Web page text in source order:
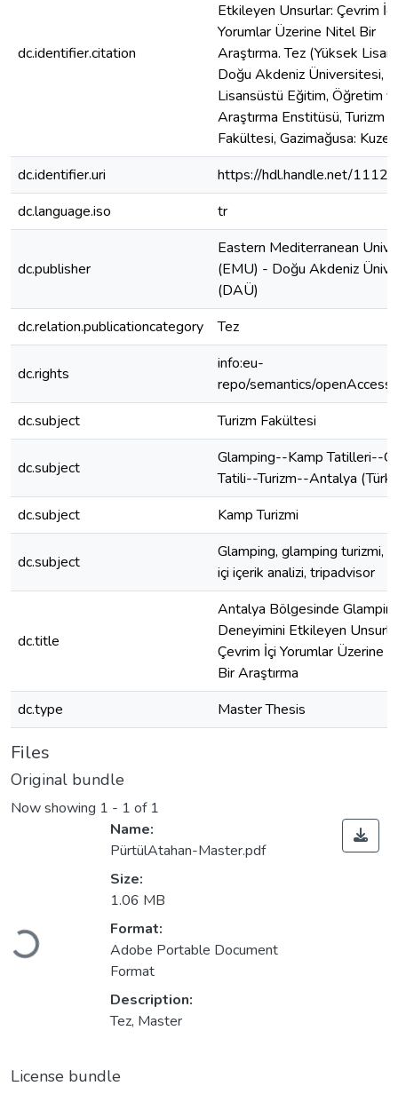
dc.identifier.citation
Etkileyen Unsurlar: Çevrim İçi
Yorumlar Üzerine Nitel Bir
Araştırma. Tez (Yüksek
Doğu Akdeniz Üniversitesi,
Lisansüstü Eğitim, Öğretim
Araştırma Enstitüsü, Turizm
Fakültesi, Gazimağusa: Kuzey
dc.identifier.uri
https://hdl.handle.net/
dc.language.iso
tr
dc.publisher
Eastern Mediterranean
(EMU) - Doğu Akdeniz
(DAÜ)
dc.relation.publicationcategory
Tez
dc.rights
info:eu-
repo/semantics/openAccess
dc.subject
Turizm Fakültesi
dc.subject
Glamping--Kamp Tatilleri--
Tatili--Turizm--Antalya
dc.subject
Kamp Turizmi
dc.subject
Glamping, glamping turizmi,
içi içerik analizi, tripadvisor
dc.title
Antalya Bölgesinde
Deneyimini Etkileyen
Çevrim İçi Yorumlar Üzerine
Bir Araştırma
dc.type
Master Thesis
Files
Original bundle
Now showing 1 - 1 of 1
Loading...
Name:
PürtülAtahan-Master.pdf
Size:
1.06 MB
Format:
Adobe Portable Document
Format
Description:
Tez, Master
License bundle